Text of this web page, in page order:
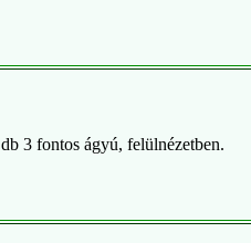
3 fontos ágyú, felülnézetben.